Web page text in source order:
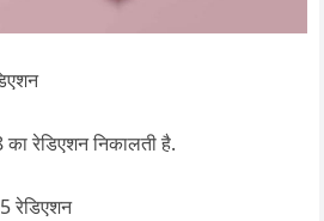
रेडिएशन निकालती है.
रेडिएशन